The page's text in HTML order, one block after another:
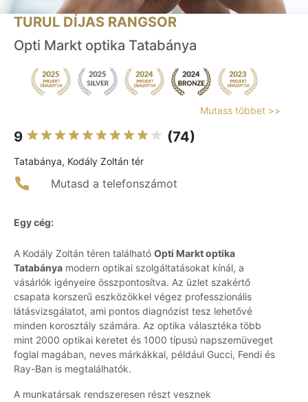
TURUL DÍJAS RANGSOR
Opti Markt optika Tatabánya
Mutass többet >>
9 (74)
Tatabánya, Kodály Zoltán tér
Mutasd a telefonszámot
Egy cég:
A Kodály Zoltán téren található Opti Markt optika
Tatabánya modern optikai szolgáltatásokat kínál, a
vásárlók igényeire összpontosítva. Az üzlet szakértő
csapata korszerű eszközökkel végez professzionális
látásvizsgálatot, ami pontos diagnózist tesz lehetővé
minden korosztály számára. Az optika választéka több
mint 2000 optikai keretet és 1000 típusú napszemüveget
foglal magában, neves márkákkal, például Gucci, Fendi és
Ray-Ban is megtalálhatók.
A munkatársak rendszeresen részt vesznek